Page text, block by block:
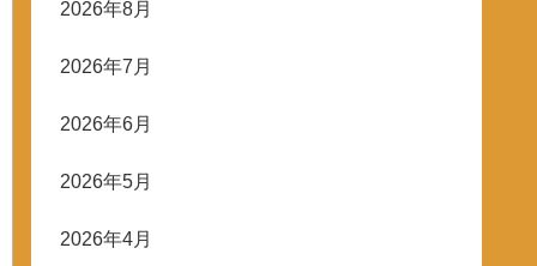
2026年8月
2026年7月
2026年6月
2026年5月
2026年4月